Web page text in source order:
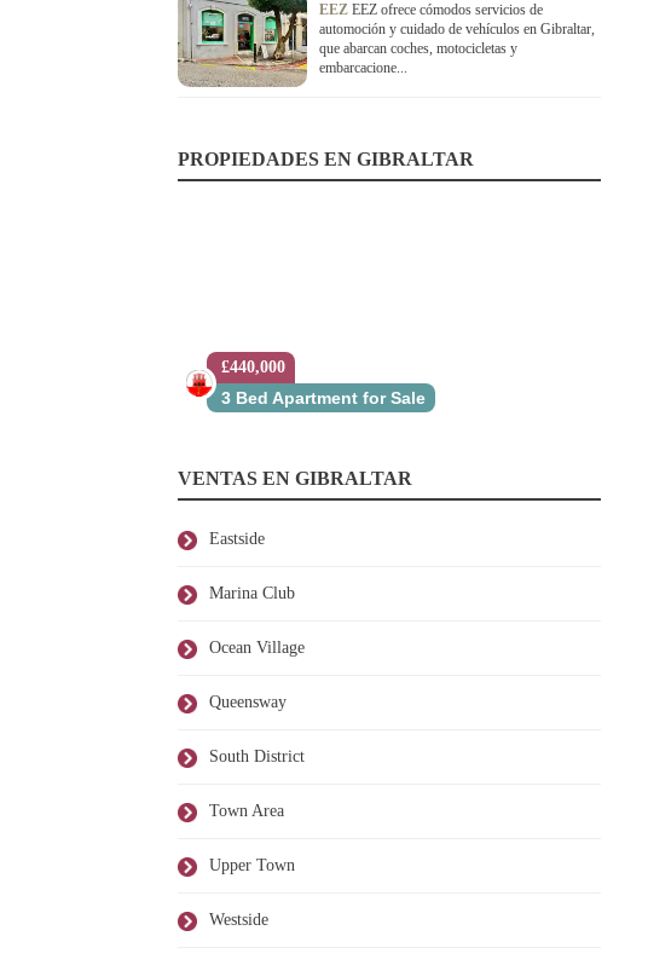
EEZ EEZ ofrece cómodos servicios de
automoción y cuidado de vehículos en Gibraltar,
que abarcan coches, motocicletas y
embarcacione...
PROPIEDADES EN GIBRALTAR
£440,000
3 Bed Apartment for Sale
VENTAS EN GIBRALTAR
Eastside
Marina Club
Ocean Village
Queensway
South District
Town Area
Upper Town
Westside